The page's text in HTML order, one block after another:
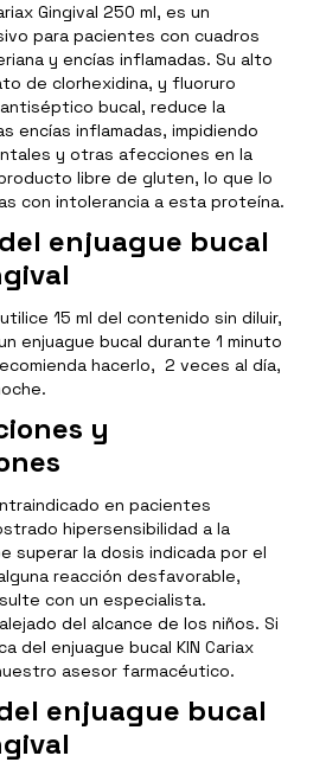
Gingival 250 ml, es un
para pacientes con cuadros
y encías inflamadas. Su alto
de clorhexidina, y fluoruro
bucal, reduce la
encías inflamadas, impidiendo
y otras afecciones en la
libre de gluten, lo que lo
con intolerancia a esta proteína.
enjuague bucal
15 ml del contenido sin diluir,
enjuague bucal durante 1 minuto
hacerlo, 2 veces al día,
y
en pacientes
hipersensibilidad a la
superar la dosis indicada por el
reacción desfavorable,
con un especialista.
del alcance de los niños. Si
del enjuague bucal KIN Cariax
asesor farmacéutico.
enjuague bucal